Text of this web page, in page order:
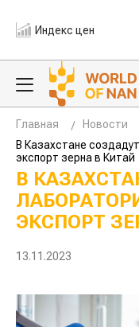
Индекс цен
Главная
Новости
В Казахстане
экспорт зерна в Китай
В
ЭКСПОРТ
13.11.2023